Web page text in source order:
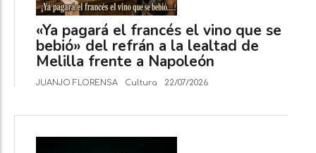
«Ya pagará el francés el vino que se
bebió» del refrán a la lealtad de
Melilla frente a Napoleón
JUANJO FLORENSA Cultura 22/07/2026